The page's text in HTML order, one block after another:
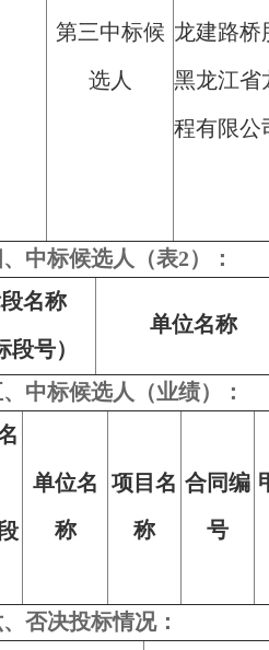
第三中标候
选人
龙建路桥
黑龙江省
程有限公
、中标候选人（表2）：
名称
段号）
单位名称
中标候选人（业绩）：
单位名
称
项目名
称
合同编
号
否决投标情况：